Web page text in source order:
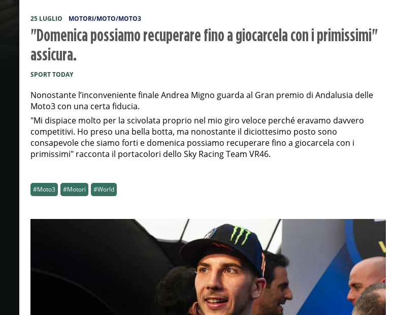
25 LUGLIO MOTORI/MOTO/MOTO3
"Domenica possiamo recuperare fino a giocarcela con i primissimi"
assicura.
SPORT TODAY
Nonostante l’inconveniente finale Andrea Migno guarda al Gran premio di Andalusia delle
Moto3 con una certa fiducia.
"Mi dispiace molto per la scivolata proprio nel mio giro veloce perché eravamo davvero
competitivi. Ho preso una bella botta, ma nonostante il diciottesimo posto sono
consapevole che siamo forti e domenica possiamo recuperare fino a giocarcela con i
primissimi" racconta il portacolori dello Sky Racing Team VR46.
#Moto3 #Motori #World